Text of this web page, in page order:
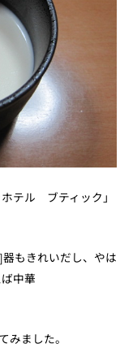
テル ブティック」
器もきれいだし、やは
中華
みました。